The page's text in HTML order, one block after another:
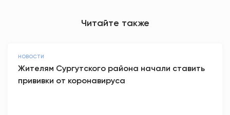
Читайте также
НОВОСТИ
Жителям Сургутского района начали ставить
прививки от коронавируса